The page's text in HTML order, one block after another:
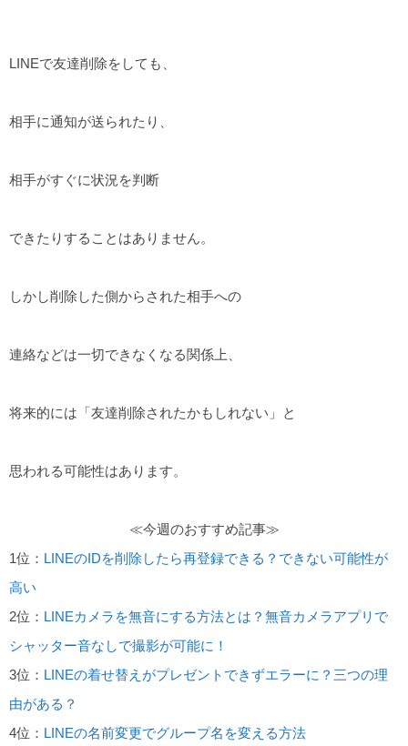
LINEで友達削除をしても、
相手に通知が送られたり、
相手がすぐに状況を判断
できたりすることはありません。
しかし削除した側からされた相手への
連絡などは一切できなくなる関係上、
将来的には「友達削除されたかもしれない」と
思われる可能性はあります。
≪今週のおすすめ記事≫
1位： LINEのIDを削除したら再登録できる？できない可能性が
高い
2位： LINEカメラを無音にする方法とは？無音カメラアプリで
シャッター音なしで撮影が可能に！
3位： LINEの着せ替えがプレゼントできずエラーに？三つの理
由がある？
4位： LINEの名前変更でグループ名を変える方法